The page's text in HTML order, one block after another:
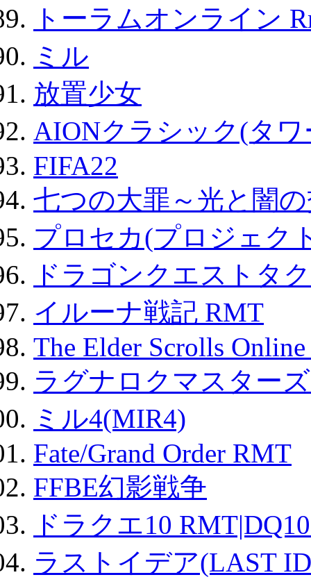
トーラムオンライン
ミル
放置少女
AIONクラシック(タ
FIFA22
七つの大罪～光と闇
プロセカ(プロジェク
ドラゴンクエストタ
イルーナ戦記 RMT
The Elder Scrolls
ラグナロクマスター
ミル4(MIR4)
Fate/Grand Order RMT
FFBE幻影戦争
ドラクエ10
ラストイデア(LAST